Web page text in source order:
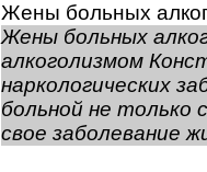
Жены больных
Жены больных
алкоголизмом
наркологических
больной не только
свое заболевание